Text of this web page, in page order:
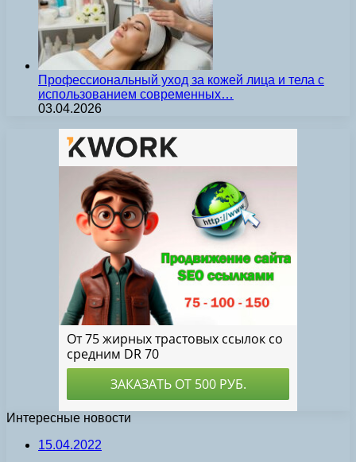
Профессиональный уход за кожей лица и тела с
использованием современных…
03.04.2026
Интересные новости
15.04.2022